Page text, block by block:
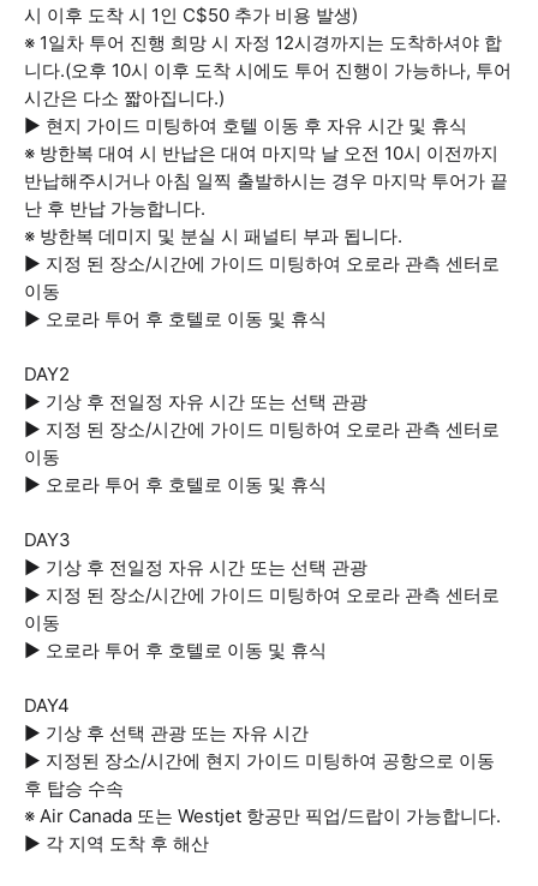
시 이후 도착 시 1인 C$50 추가 비용 발생)
※ 1일차 투어 진행 희망 시 자정 12시경까지는 도착하셔야 합
니다.(오후 10시 이후 도착 시에도 투어 진행이 가능하나, 투어
시간은 다소 짧아집니다.)
▶ 현지 가이드 미팅하여 호텔 이동 후 자유 시간 및 휴식
※ 방한복 대여 시 반납은 대여 마지막 날 오전 10시 이전까지
반납해주시거나 아침 일찍 출발하시는 경우 마지막 투어가 끝
난 후 반납 가능합니다.
※ 방한복 데미지 및 분실 시 패널티 부과 됩니다.
▶ 지정 된 장소/시간에 가이드 미팅하여 오로라 관측 센터로
이동
▶ 오로라 투어 후 호텔로 이동 및 휴식
DAY2
▶ 기상 후 전일정 자유 시간 또는 선택 관광
▶ 지정 된 장소/시간에 가이드 미팅하여 오로라 관측 센터로
이동
▶ 오로라 투어 후 호텔로 이동 및 휴식
DAY3
▶ 기상 후 전일정 자유 시간 또는 선택 관광
▶ 지정 된 장소/시간에 가이드 미팅하여 오로라 관측 센터로
이동
▶ 오로라 투어 후 호텔로 이동 및 휴식
DAY4
▶ 기상 후 선택 관광 또는 자유 시간
▶ 지정된 장소/시간에 현지 가이드 미팅하여 공항으로 이동
후 탑승 수속
※ Air Canada 또는 Westjet 항공만 픽업/드랍이 가능합니다.
▶ 각 지역 도착 후 해산